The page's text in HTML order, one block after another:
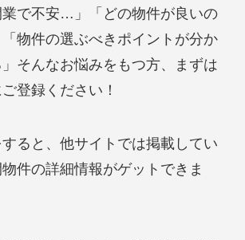
業で不安…」「どの物件が良いの
物件の選ぶべきポイントが分か
そんなお悩みをもつ方、まずは
登録ください！
ると、他サイトでは掲載してい
件の詳細情報がゲットできま